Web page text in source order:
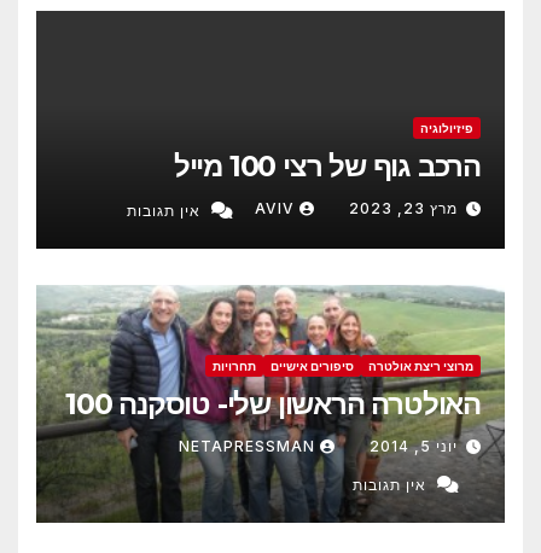
פיזיולוגיה
הרכב גוף של רצי 100 מייל
מרץ 23, 2023 AVIV אין תגובות
מרוצי ריצת אולטרה סיפורים אישיים תחרויות
האולטרה הראשון שלי- טוסקנה 100
יוני 5, 2014 NETAPRESSMAN
אין תגובות